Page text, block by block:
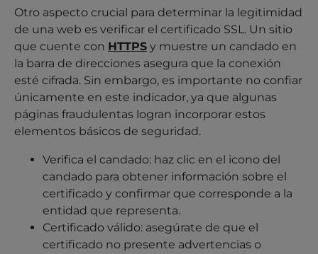
Otro aspecto crucial para determinar la legitimidad
de una web es verificar el certificado SSL. Un sitio
que cuente con HTTPS y muestre un candado en
la barra de direcciones asegura que la conexión
esté cifrada. Sin embargo, es importante no confiar
únicamente en este indicador, ya que algunas
páginas fraudulentas logran incorporar estos
elementos básicos de seguridad.
Verifica el candado: haz clic en el icono del
candado para obtener información sobre el
certificado y confirmar que corresponde a la
entidad que representa.
Certificado válido: asegúrate de que el
certificado no presente advertencias o